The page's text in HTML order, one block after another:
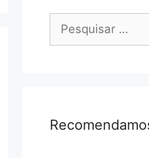
Pesquisar